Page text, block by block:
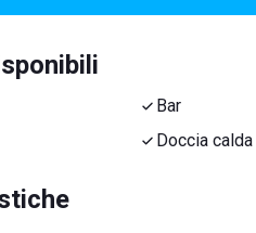
Bar
Doccia calda